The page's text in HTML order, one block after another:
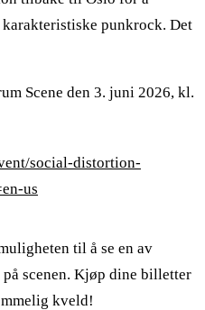
punkrock. Det
Scene den 3. juni 2026, kl.
social-distortion-
us
til å se en av
scenen. Kjøp dine billetter
kveld!